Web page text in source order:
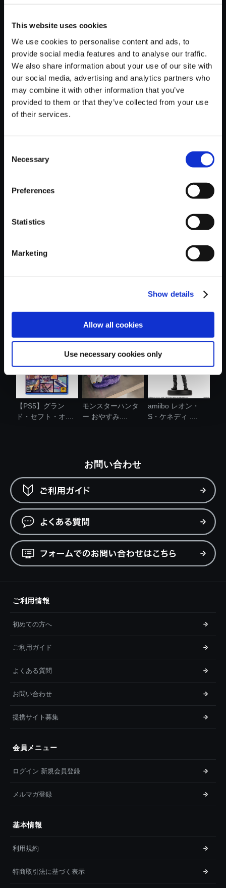
This website uses cookies
We use cookies to personalise content and ads, to
provide social media features and to analyse our traffic.
We also share information about your use of our site with
our social media, advertising and analytics partners who
may combine it with other information that you’ve
provided to them or that they’ve collected from your use
of their services.
Selection
Necessary
Preferences
Statistics
Marketing
Show details
Allow all cookies
Use necessary cookies only
が安定しているWifi環境でお試しください。
【単曲】バイオハザード 6 オリ
ジナル・サウンドトラック Invis
ible Sign
おすすめ商品
【PS5】グラン
ド・セフト・オ....
モンスターハンタ
ー おやすみ....
amiibo レオン・
S・ケネディ ....
お問い合わせ
ご利用情報
初めての方へ
ご利用ガイド
よくある質問
お問い合わせ
提携サイト募集
会員メニュー
ログイン 新規会員登録
メルマガ登録
基本情報
利用規約
特商取引法に基づく表示